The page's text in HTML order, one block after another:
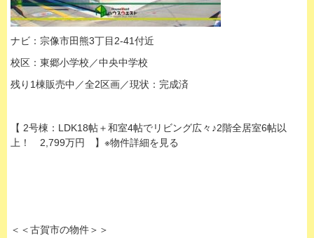
ナビ：宗像市田熊3丁目2-41付近
校区：東郷小学校／中央中学校
残り1棟販売中／全2区画／現状：完成済
【 2号棟：LDK18帖＋和室4帖でリビング広々♪2階全居室6帖以
上！ 2,799万円 】※物件詳細を見る
＜＜古賀市の物件＞＞